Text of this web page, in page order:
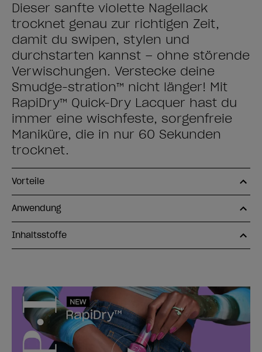
Dieser sanfte violette Nagellack
trocknet genau zur richtigen Zeit,
damit du swipen, stylen und
durchstarten kannst – ohne störende
Verwischungen. Verstecke deine
Smudge-stration™ nicht länger! Mit
RapiDry™ Quick-Dry Lacquer hast du
immer eine wischfeste, sorgenfreie
Maniküre, die in nur 60 Sekunden
trocknet.
Vorteile
Anwendung
Inhaltsstoffe